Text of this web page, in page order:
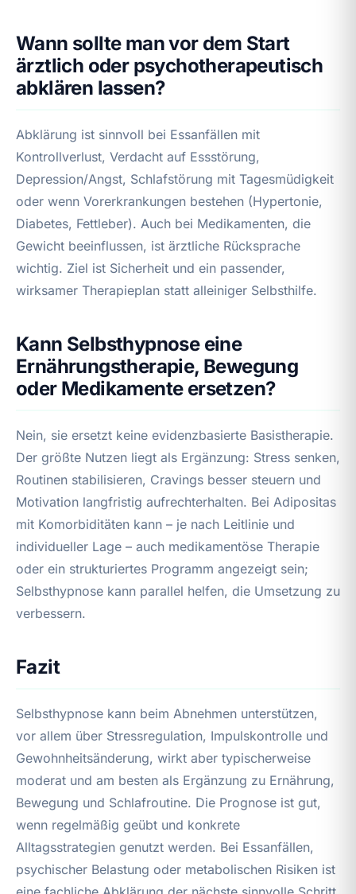
Wann sollte man vor dem Start
ärztlich oder psychotherapeutisch
abklären lassen?
Abklärung ist sinnvoll bei Essanfällen mit
Kontrollverlust, Verdacht auf Essstörung,
Depression/Angst, Schlafstörung mit Tagesmüdigkeit
oder wenn Vorerkrankungen bestehen (Hypertonie,
Diabetes, Fettleber). Auch bei Medikamenten, die
Gewicht beeinflussen, ist ärztliche Rücksprache
wichtig. Ziel ist Sicherheit und ein passender,
wirksamer Therapieplan statt alleiniger Selbsthilfe.
Kann Selbsthypnose eine
Ernährungstherapie, Bewegung
oder Medikamente ersetzen?
Nein, sie ersetzt keine evidenzbasierte Basistherapie.
Der größte Nutzen liegt als Ergänzung: Stress senken,
Routinen stabilisieren, Cravings besser steuern und
Motivation langfristig aufrechterhalten. Bei Adipositas
mit Komorbiditäten kann – je nach Leitlinie und
individueller Lage – auch medikamentöse Therapie
oder ein strukturiertes Programm angezeigt sein;
Selbsthypnose kann parallel helfen, die Umsetzung zu
verbessern.
Fazit
Selbsthypnose kann beim Abnehmen unterstützen,
vor allem über Stressregulation, Impulskontrolle und
Gewohnheitsänderung, wirkt aber typischerweise
moderat und am besten als Ergänzung zu Ernährung,
Bewegung und Schlafroutine. Die Prognose ist gut,
wenn regelmäßig geübt und konkrete
Alltagsstrategien genutzt werden. Bei Essanfällen,
psychischer Belastung oder metabolischen Risiken ist